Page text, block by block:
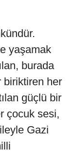
yaşamak
burada
biriktiren her
güçlü bir
çocuk sesi,
Gazi